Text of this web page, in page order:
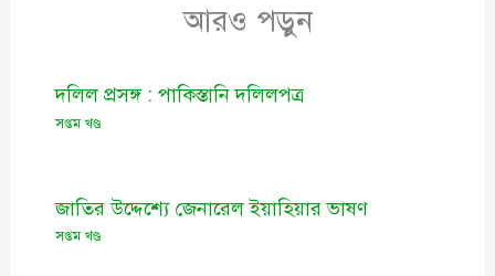
আরও পড়ুন
দলিল প্রসঙ্গ : পাকিস্তানি দলিলপত্র
সপ্তম খণ্ড
জাতির উদ্দেশ্যে জেনারেল ইয়াহিয়ার ভাষণ
সপ্তম খণ্ড